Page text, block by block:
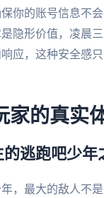
你的账号信息不
隐形价值，凌晨三
应，这种安全感
家的真实
的逃跑吧少年
，最大的敌人不是